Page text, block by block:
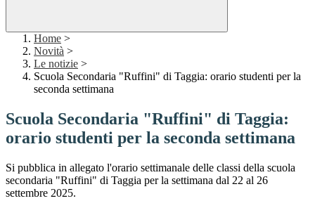
Home >
Novità >
Le notizie >
Scuola Secondaria "Ruffini" di Taggia: orario studenti per la
seconda settimana
Scuola Secondaria "Ruffini" di Taggia:
orario studenti per la seconda settimana
Si pubblica in allegato l'orario settimanale delle classi della scuola
secondaria "Ruffini" di Taggia per la settimana dal 22 al 26
settembre 2025.